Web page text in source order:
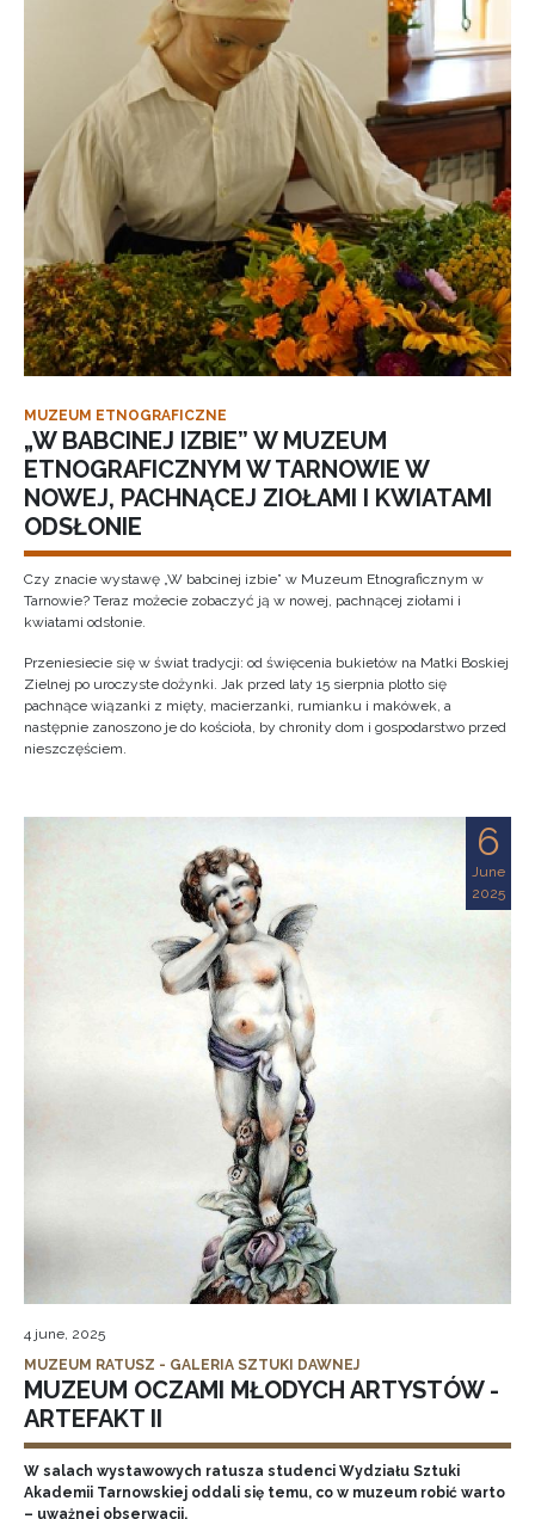
MUZEUM ETNOGRAFICZNE
„W BABCINEJ IZBIE” W MUZEUM
ETNOGRAFICZNYM W TARNOWIE W
NOWEJ, PACHNĄCEJ ZIOŁAMI I KWIATAMI
ODSŁONIE
Czy znacie wystawę „W babcinej izbie” w Muzeum Etnograficznym w
Tarnowie? Teraz możecie zobaczyć ją w nowej, pachnącej ziołami i
kwiatami odsłonie.
Przeniesiecie się w świat tradycji: od święcenia bukietów na Matki Boskiej
Zielnej po uroczyste dożynki. Jak przed laty 15 sierpnia plotło się
pachnące wiązanki z mięty, macierzanki, rumianku i makówek, a
następnie zanoszono je do kościoła, by chroniły dom i gospodarstwo przed
nieszczęściem.
6
June
2025
4 june, 2025
MUZEUM RATUSZ - GALERIA SZTUKI DAWNEJ
MUZEUM OCZAMI MŁODYCH ARTYSTÓW -
ARTEFAKT II
W salach wystawowych ratusza studenci Wydziału Sztuki
Akademii Tarnowskiej oddali się temu, co w muzeum robić warto
– uważnej obserwacji.